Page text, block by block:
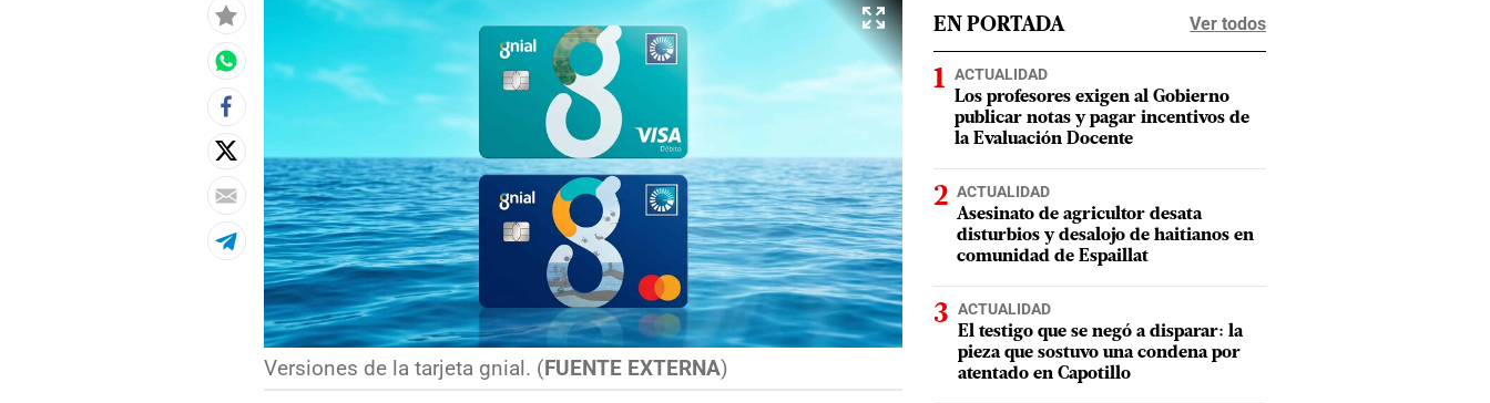
Versiones de la tarjeta gnial. (FUENTE EXTERNA)
EN PORTADA Ver todos
ACTUALIDAD
Los profesores exigen al Gobierno
publicar notas y pagar incentivos de
la Evaluación Docente
ACTUALIDAD
Asesinato de agricultor desata
disturbios y desalojo de haitianos en
comunidad de Espaillat
ACTUALIDAD
El testigo que se negó a disparar: la
pieza que sostuvo una condena por
atentado en Capotillo